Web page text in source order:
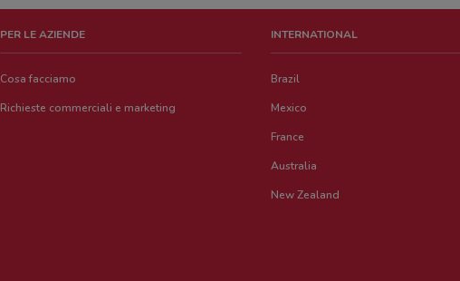
PER LE AZIENDE
Cosa facciamo
Richieste commerciali e marketing
INTERNATIONAL
Brazil
Mexico
France
Australia
New Zealand